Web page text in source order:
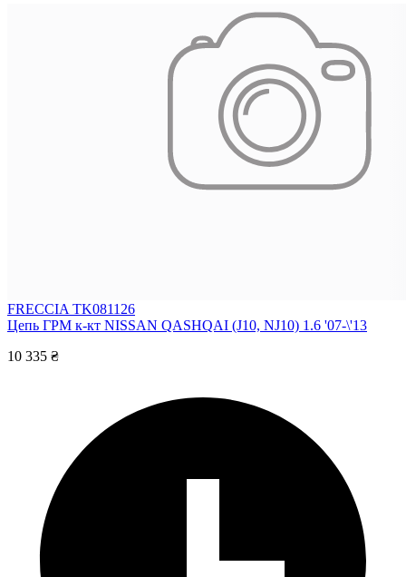
FRECCIA TK081126
Цепь ГРМ к-кт NISSAN QASHQAI (J10, NJ10) 1.6 '07-\'13
10 335 ₴